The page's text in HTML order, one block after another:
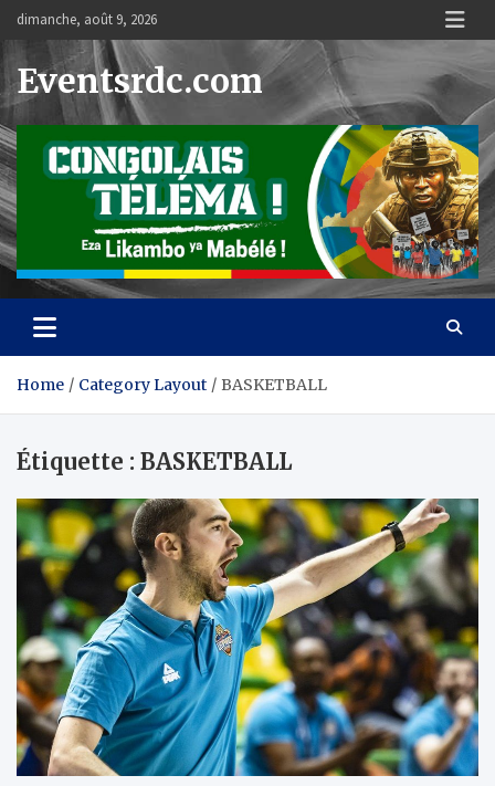
Skip
content
dimanche, août 9, 2026
Eventsrdc.com
Home Category Layout BASKETBALL
Étiquette : BASKETBALL